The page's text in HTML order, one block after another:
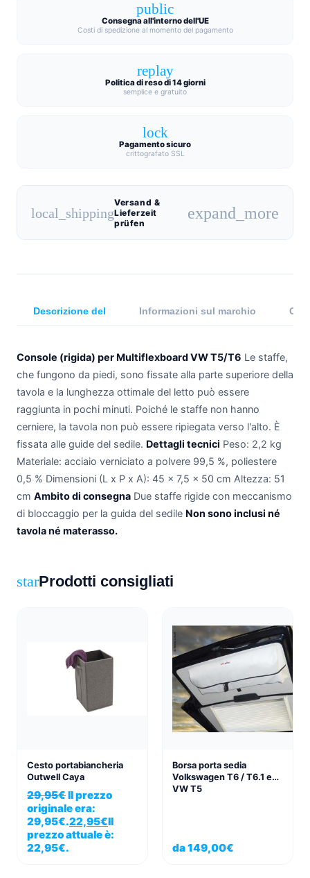
public
Consegna all'interno dell'UE
Costi di spedizione al momento del pagamento
replay
Politica di reso di 14 giorni
semplice e gratuito
lock
Pagamento sicuro
crittografato SSL
local_shipping
Versand &
Lieferzeit
prüfen
expand_more
Descrizione del Informazioni sul marchio
Console (rigida) per Multiflexboard VW T5/T6 Le staffe,
che fungono da piedi, sono fissate alla parte superiore della
tavola e la lunghezza ottimale del letto può essere
raggiunta in pochi minuti. Poiché le staffe non hanno
cerniere, la tavola non può essere ripiegata verso l'alto. È
fissata alle guide del sedile. Dettagli tecnici Peso: 2,2 kg
Materiale: acciaio verniciato a polvere 99,5 %, poliestere
0,5 % Dimensioni (L x P x A): 45 x 7,5 x 50 cm Altezza: 51
cm Ambito di consegna Due staffe rigide con meccanismo
di bloccaggio per la guida del sedile Non sono inclusi né
tavola né materasso.
starProdotti consigliati
Cesto portabiancheria
Outwell Caya
29,95€Il prezzo
originale era:
29,95€.22,95€Il
prezzo attuale è:
22,95€.
Borsa porta sedia
Volkswagen T6 / T6.1 e
VW T5
da149,00€